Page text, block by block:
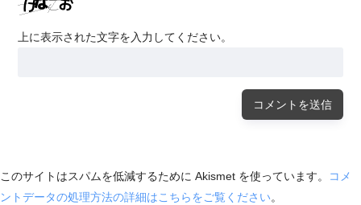
上に表示された文字を入力してください。
このサイトはスパムを低減するために Akismet を使っています。
コメ
ントデータの処理方法の詳細はこちらをご覧ください。